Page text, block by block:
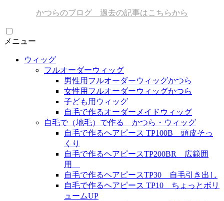
かつらのブログ 過去の記事はこちらから
メニュー
ウィッグ
フルオーダーウィッグ
男性用フルオーダーウィッグかつら
女性用フルオーダーウィッグかつら
子ども用ウィッグ
自毛で作るオーダーメイドウィッグ
自毛で（地毛）で作る かつら・ウィッグ
自毛で作るヘアピース TP100B 頭皮そっ
くり
自毛で作るヘアピースTP200BR 広範囲
用
自毛で作るヘアピースTP30 自毛引き出し
自毛で作るヘアピース TP10 ちょっとボリ
ュームUP